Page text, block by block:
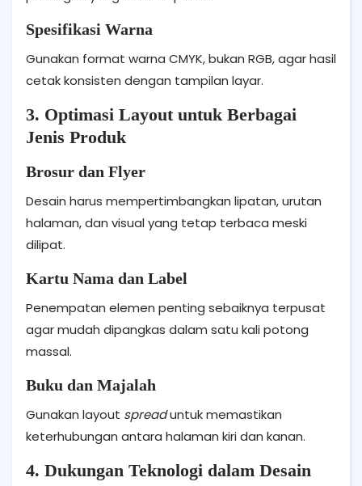
Spesifikasi Warna
Gunakan format warna CMYK, bukan RGB, agar hasil
cetak konsisten dengan tampilan layar.
3. Optimasi Layout untuk Berbagai
Jenis Produk
Brosur dan Flyer
Desain harus mempertimbangkan lipatan, urutan
halaman, dan visual yang tetap terbaca meski
dilipat.
Kartu Nama dan Label
Penempatan elemen penting sebaiknya terpusat
agar mudah dipangkas dalam satu kali potong
massal.
Buku dan Majalah
Gunakan layout spreaduntuk memastikan
keterhubungan antara halaman kiri dan kanan.
4. Dukungan Teknologi dalam Desain